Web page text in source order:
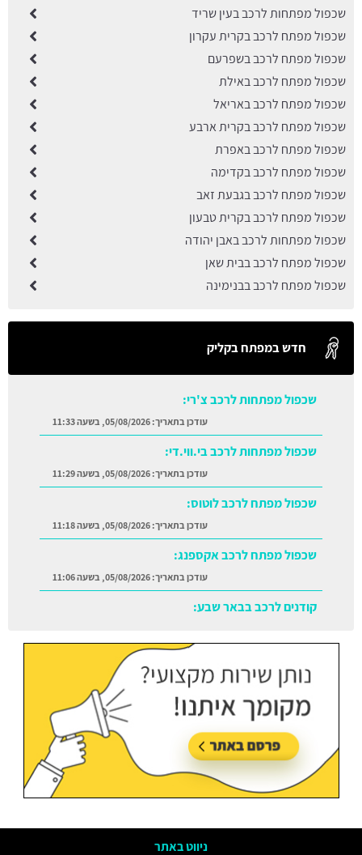
שכפול מפתחות לרכב בעין שריד
שכפול מפתח לרכב בקרית עקרון
שכפול מפתח לרכב בשפרעם
שכפול מפתח לרכב באילת
שכפול מפתח לרכב באריאל
שכפול מפתח לרכב בקרית ארבע
שכפול מפתח לרכב באפרת
שכפול מפתח לרכב בקדימה
שכפול מפתח לרכב בגבעת זאב
שכפול מפתח לרכב בקרית טבעון
שכפול מפתחות לרכב באבן יהודה
שכפול מפתח לרכב בבית שאן
שכפול מפתח לרכב בבנימינה
חדש במפתח בקליק
שכפול מפתחות לרכב צ'רי:
עודכן בתאריך:05/08/2026, בשעה 11:33
שכפול מפתחות לרכב בי.ווי.די:
עודכן בתאריך:05/08/2026, בשעה 11:29
שכפול מפתח לרכב לוטוס:
עודכן בתאריך:05/08/2026, בשעה 11:18
שכפול מפתח לרכב אקספנג:
עודכן בתאריך:05/08/2026, בשעה 11:06
קודנים לרכב בבאר שבע:
ניווט באתר